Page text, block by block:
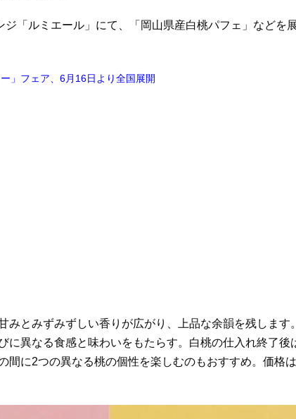
「ルミエール」にて、「岡山県産白桃パフェ」などを
」フェア、6月16日より全国展開
とみずみずしい香りが広がり、上品な余韻を残します
異なる食感と味わいをもたらす。白桃の仕入れ終了後
に2つの異なる桃の個性を楽しむのもおすすめ。価格